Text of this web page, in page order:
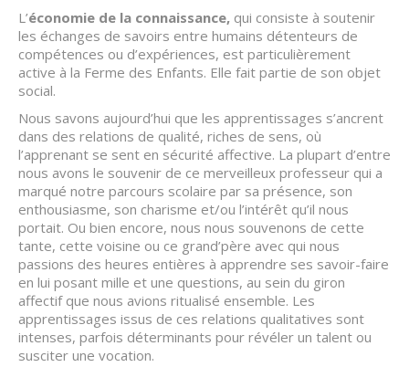
L’économie de la connaissance, qui consiste à soutenir
les échanges de savoirs entre humains détenteurs de
compétences ou d’expériences, est particulièrement
active à la Ferme des Enfants. Elle fait partie de son objet
social.
Nous savons aujourd’hui que les apprentissages s’ancrent
dans des relations de qualité, riches de sens, où
l’apprenant se sent en sécurité affective. La plupart d’entre
nous avons le souvenir de ce merveilleux professeur qui a
marqué notre parcours scolaire par sa présence, son
enthousiasme, son charisme et/ou l’intérêt qu’il nous
portait. Ou bien encore, nous nous souvenons de cette
tante, cette voisine ou ce grand’père avec qui nous
passions des heures entières à apprendre ses savoir-faire
en lui posant mille et une questions, au sein du giron
affectif que nous avions ritualisé ensemble. Les
apprentissages issus de ces relations qualitatives sont
intenses, parfois déterminants pour révéler un talent ou
susciter une vocation.